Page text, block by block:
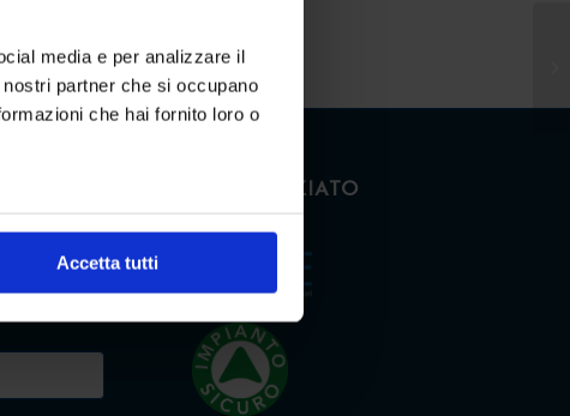
media e per analizzare il
partner che si occupano
che hai fornito loro o
Accetta tutti
sulle
la tua
CONSORZIATO